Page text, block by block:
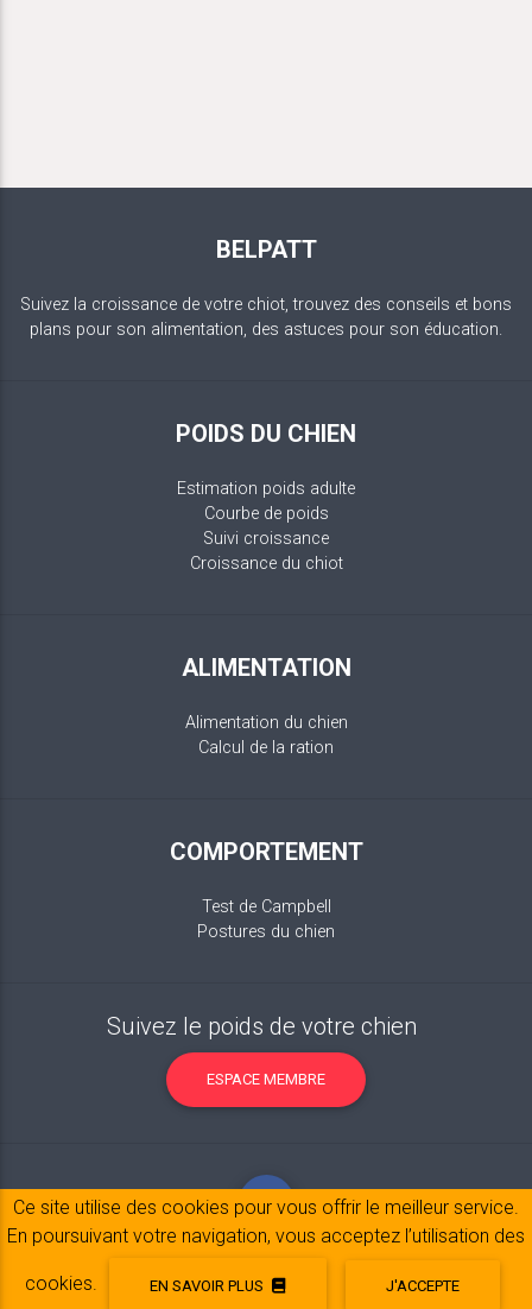
BELPATT
Suivez la croissance de votre chiot, trouvez des conseils et bons
plans pour son alimentation, des astuces pour son éducation.
POIDS DU CHIEN
Estimation poids adulte
Courbe de poids
Suivi croissance
Croissance du chiot
ALIMENTATION
Alimentation du chien
Calcul de la ration
COMPORTEMENT
Test de Campbell
Postures du chien
Suivez le poids de votre chien
ESPACE MEMBRE
Mentions légales© 2017-2020 Copyright:belpatt.fr
Ce site utilise des cookies pour vous offrir le meilleur service.
En poursuivant votre navigation, vous acceptez l’utilisation des
cookies. EN SAVOIR PLUS J'ACCEPTE